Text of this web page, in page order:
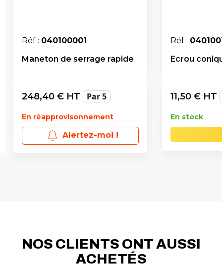
Réf : 040100001
Maneton de serrage rapide
248,40 € HT Par 5
En réapprovisonnement
Alertez-moi !
Réf :
Ecrou
11,50 € HT
En stock
NOS CLIENTS ONT AUSSI
ACHETÉS